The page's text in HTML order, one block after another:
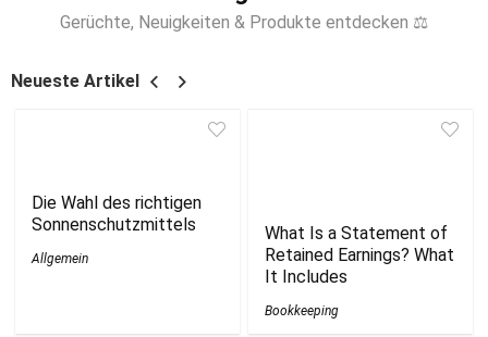
Gerüchte, Neuigkeiten & Produkte entdecken ⚖
Neueste Artikel
Die Wahl des richtigen
Sonnenschutzmittels
Allgemein
What Is a Statement of
Retained Earnings? What
It Includes
Bookkeeping